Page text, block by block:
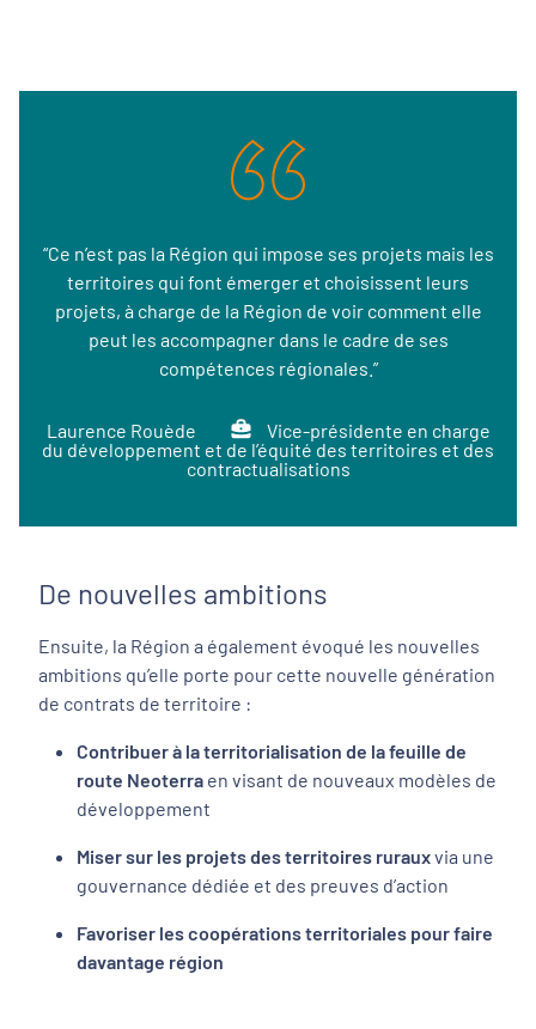
“Ce n’est pas la Région qui impose ses projets mais les
territoires qui font émerger et choisissent leurs
projets, à charge de la Région de voir comment elle
peut les accompagner dans le cadre de ses
compétences régionales.”
Laurence Rouède
Vice-présidente en charge
du développement et de l’équité des territoires et des
contractualisations
De nouvelles ambitions
Ensuite, la Région a également évoqué les nouvelles
ambitions qu’elle porte pour cette nouvelle génération
de contrats de territoire :
Contribuer à la territorialisation de la feuille de
route Neoterra en visant de nouveaux modèles de
développement
Miser sur les projets des territoires rurauxvia une
gouvernance dédiée et des preuves d’action
Favoriser les coopérations territoriales pour faire
davantage région